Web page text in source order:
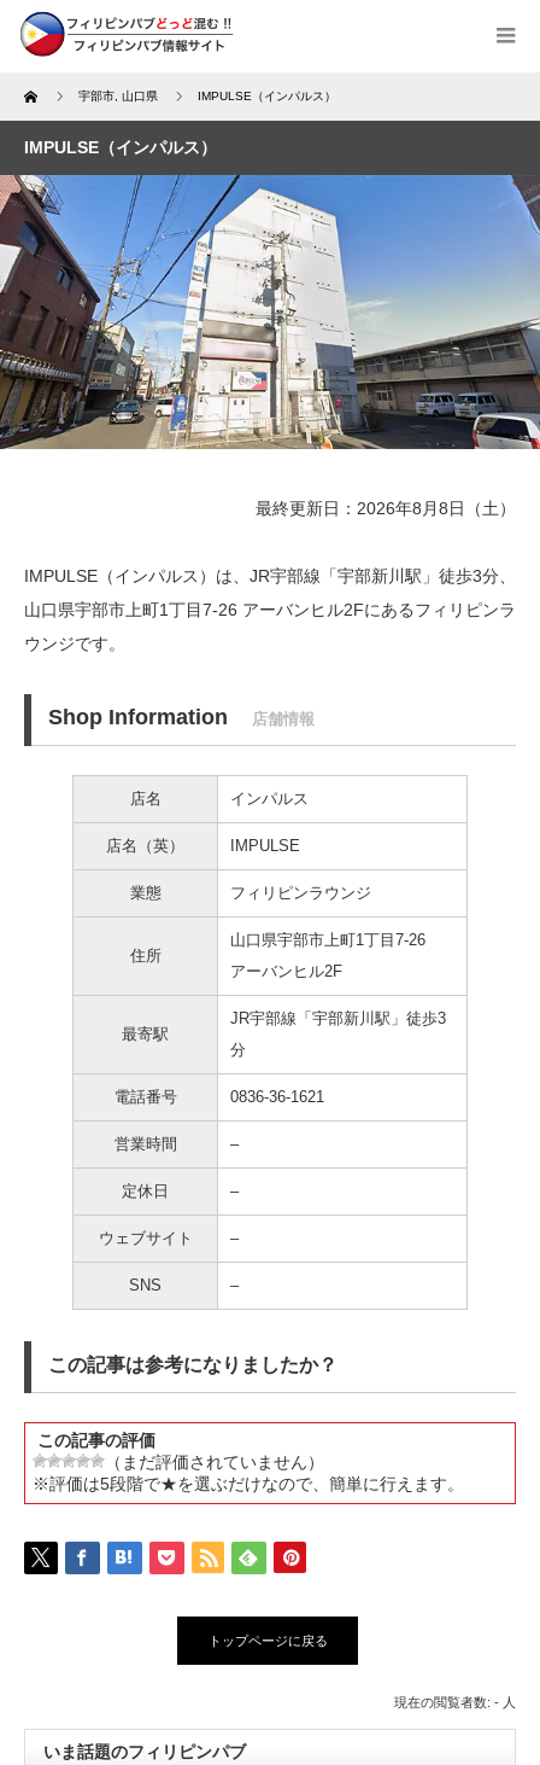
Home 宇部市 山口県 IMPULSE（インパルス）
IMPULSE（インパルス）
最終更新日：2026年8月8日（土）
IMPULSE（インパルス）は、JR宇部線「宇部新川駅」徒歩3分、
山口県宇部市上町1丁目7-26 アーバンヒル2Fにあるフィリピンラ
ウンジです。
Shop Information 店舗情報
店名 インパルス
店名（英） IMPULSE
業態 フィリピンラウンジ
住所
山口県宇部市上町1丁目7-26
アーバンヒル2F
最寄駅
JR宇部線「宇部新川駅」徒歩3
分
電話番号 0836-36-1621
営業時間 –
定休日 –
ウェブサイト –
SNS –
この記事は参考になりましたか？
この記事の評価
（まだ評価されていません）
※評価は5段階で★を選ぶだけなので、簡単に行えます。
トップページに戻る
現在の閲覧者数: - 人
いま話題のフィリピンパブ